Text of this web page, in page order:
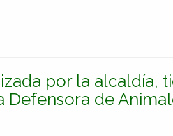
por la alcaldía,
Defensora de